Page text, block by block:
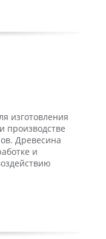
изготовления
производстве
Древесина
и